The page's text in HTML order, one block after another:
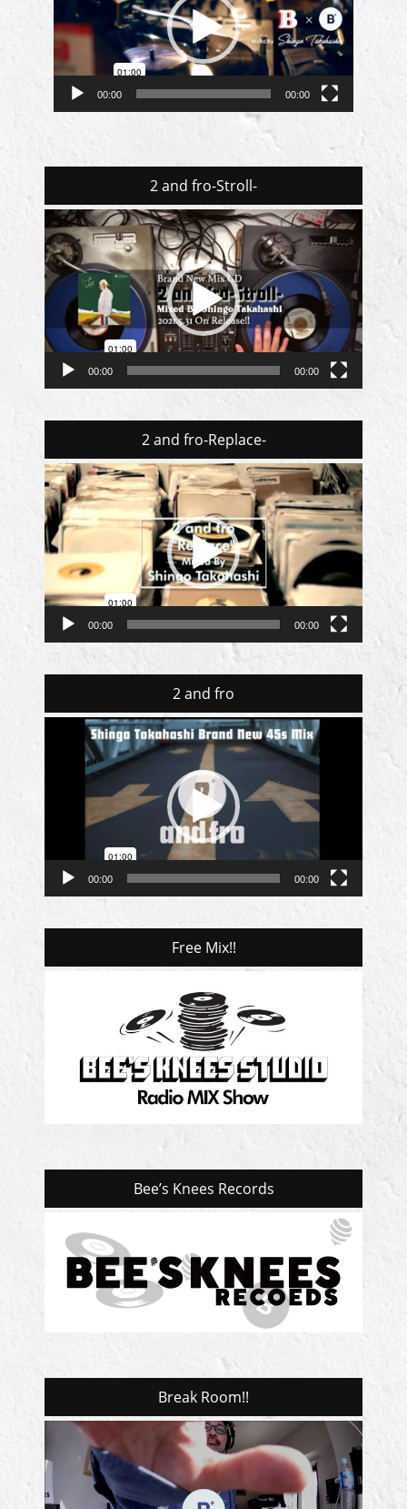
ー
ヤ
ー
00:00 00:00
2 and fro-Stroll-
動
画
プ
レ
ー
ヤ
ー
00:00 00:00
2 and fro-Replace-
動
画
プ
レ
ー
00:00 00:00
2 and fro
00:00 00:00
Free Mix!!
Bee’s Knees Records
Break Room!!